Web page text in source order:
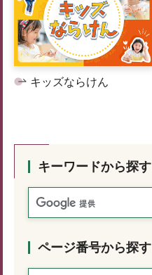
キッズならけん
キーワードから探す
ページ番号から探す